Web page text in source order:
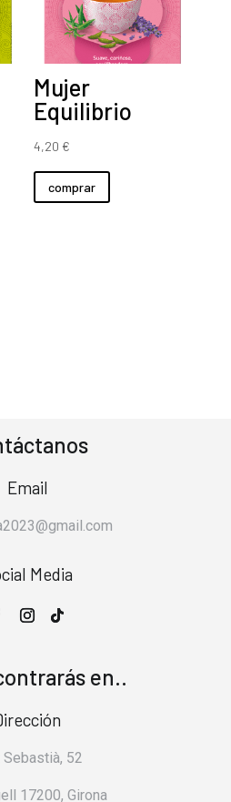
Mujer
Equilibrio
4,20 €
comprar
Email
Media
en..
Sebastià, 52
17200, Girona